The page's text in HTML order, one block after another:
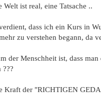
ist real, eine Tatsache ..
dass ich ein Kurs in
zu verstehen begann, da
der Menschheit ist, dass
???
der "RICHTIGEN